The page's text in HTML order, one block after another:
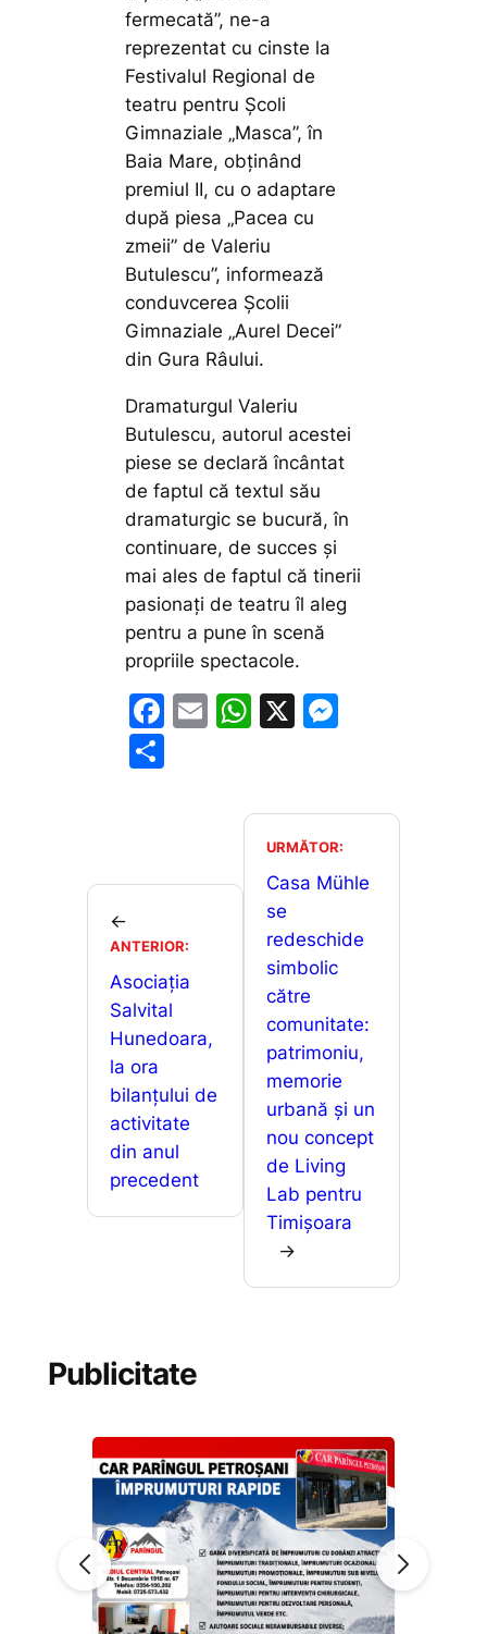
fermecată”, ne-a
reprezentat cu cinste la
Festivalul Regional de
teatru pentru Școli
Gimnaziale „Masca”, în
Baia Mare, obținând
premiul II, cu o adaptare
după piesa „Pacea cu
zmeii” de Valeriu
Butulescu”, informează
conduvcerea Școlii
Gimnaziale „Aurel Decei”
din Gura Râului.
Dramaturgul Valeriu
Butulescu, autorul acestei
piese se declară încântat
de faptul că textul său
dramaturgic se bucură, în
continuare, de succes și
mai ales de faptul că tinerii
pasionați de teatru îl aleg
pentru a pune în scenă
propriile spectacole.
F
o
k
E
W
s
A
p
p
X
s
e
n
er
a
ă
←
ANTERIOR:
Asociația
Salvital
Hunedoara,
la ora
bilanțului de
activitate
din anul
precedent
URMĂTOR:
Casa Mühle
se
redeschide
simbolic
către
comunitate:
patrimoniu,
memorie
urbană și un
nou concept
de Living
Lab pentru
Timișoara
→
Publicitate